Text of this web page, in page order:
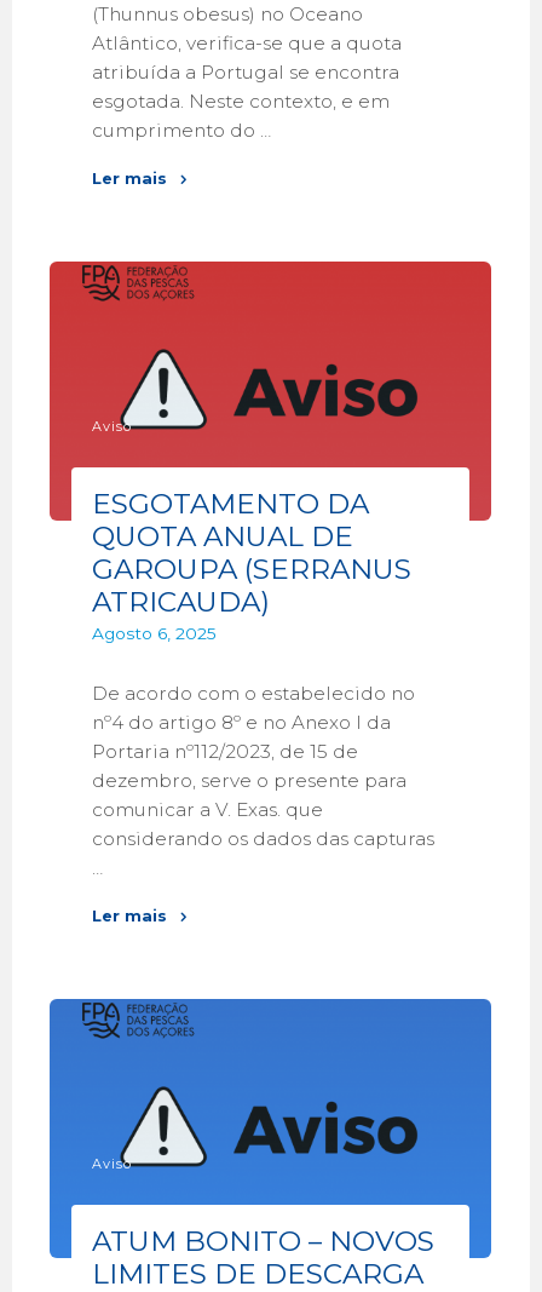
(Thunnus obesus) no Oceano
Atlântico, verifica-se que a quota
atribuída a Portugal se encontra
esgotada. Neste contexto, e em
cumprimento do …
Ler mais
Aviso
ESGOTAMENTO DA
QUOTA ANUAL DE
GAROUPA (SERRANUS
ATRICAUDA)
Agosto 6, 2025
De acordo com o estabelecido no
nº4 do artigo 8º e no Anexo I da
Portaria nº112/2023, de 15 de
dezembro, serve o presente para
comunicar a V. Exas. que
considerando os dados das capturas
Ler mais
Aviso
ATUM BONITO – NOVOS
LIMITES DE DESCARGA